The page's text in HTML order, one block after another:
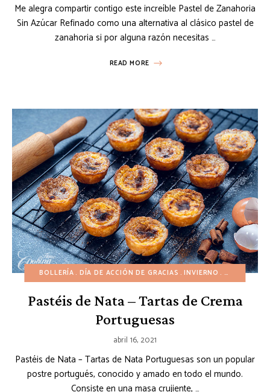
Me alegra compartir contigo este increíble Pastel de Zanahoria
Sin Azúcar Refinado como una alternativa al clásico pastel de
zanahoria si por alguna razón necesitas …
READ MORE
BOLLERÍA DÍA DE ACCIÓN DE GRACIAS INVIERNO NATILLAS Y
Pastéis de Nata – Tartas de Crema
Portuguesas
abril 16, 2021
Pastéis de Nata – Tartas de Nata Portuguesas son un popular
postre portugués, conocido y amado en todo el mundo.
Consiste en una masa crujiente, …